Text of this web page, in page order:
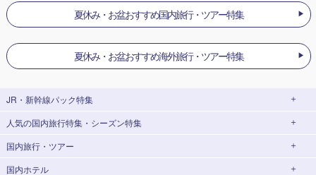
夏休み・お盆おすすめ国内旅行・ツアー特集
夏休み・お盆おすすめ海外旅行・ツアー特集
JR・新幹線パック特集
JR・新幹線＋ホテルパック
出張パック
人気の国内旅行特集・シーズン特集
東京ディズニーリゾート®への旅
ユニバーサル・スタジオ・ジャパン(USJ)
国内旅行・ツアー
北海道旅行・ツアー
国内ホテル